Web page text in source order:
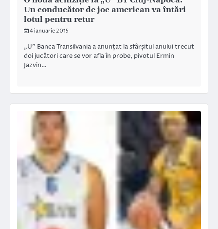
Un conducător de joc american va întări
lotul pentru retur
4 ianuarie 2015
„U” Banca Transilvania a anunțat la sfârșitul anului trecut
doi jucători care se vor afla în probe, pivotul Ermin
Jazvin…